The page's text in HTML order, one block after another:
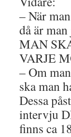
– När
då är
MAN
VARJE
– Om
ska man
Dessa
intervju
finns ca